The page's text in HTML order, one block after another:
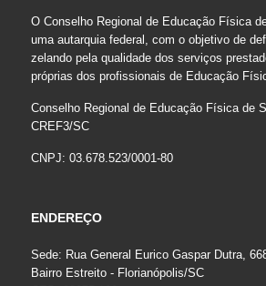
O Conselho Regional de Educação Física
uma autarquia federal, com o objetivo de
zelando pela qualidade dos serviços
próprias dos profissionais de Educação
Conselho Regional de Educação Física de
CREF3/SC
CNPJ: 03.678.523/0001-80
ENDEREÇO
Sede: Rua General Eurico Gaspar Dutra,
Bairro Estreito - Florianópolis/SC